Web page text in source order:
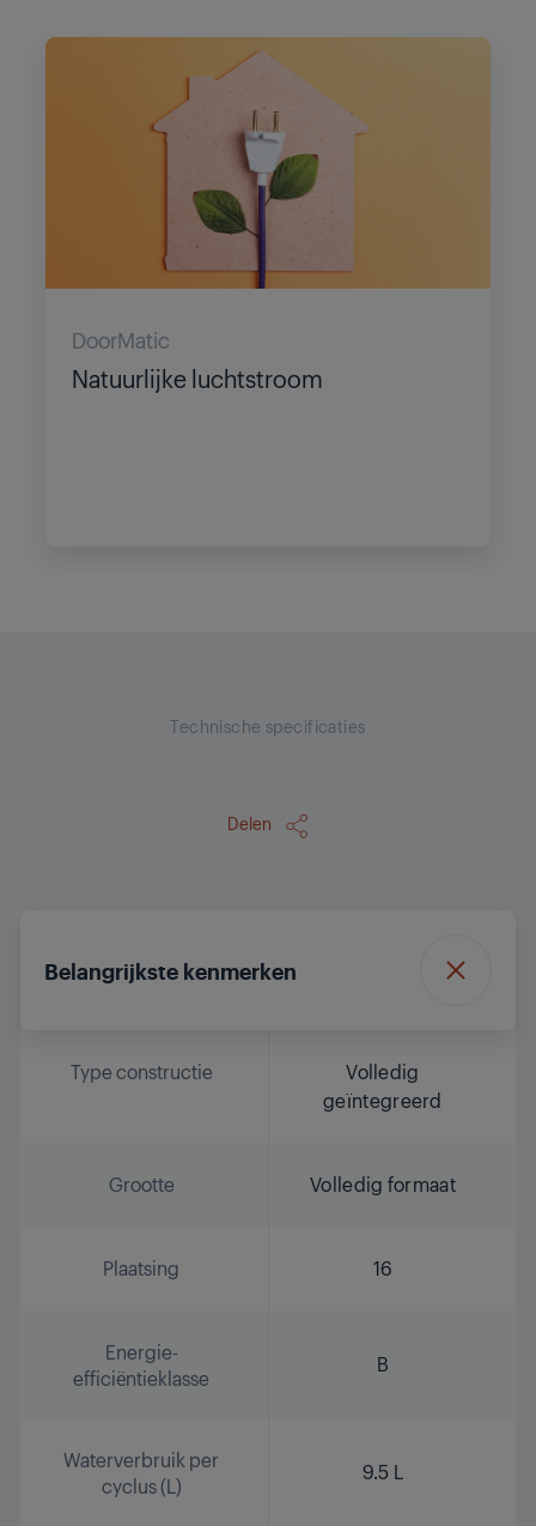
DoorMatic
Natuurlijke luchtstroom
Technische specificaties
Delen
Belangrijkste kenmerken
Type constructie
Volledig
geïntegreerd
Grootte Volledig formaat
Plaatsing 16
Energie-
efficiëntieklasse
B
Waterverbruik per
cyclus (L)
9.5 L